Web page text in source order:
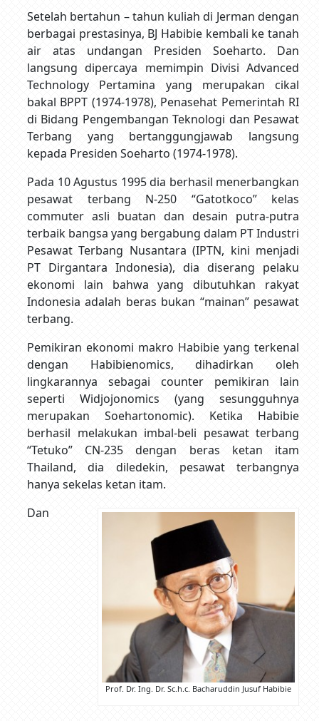
Setelah bertahun – tahun kuliah di Jerman dengan
berbagai prestasinya, BJ Habibie kembali ke tanah
air atas undangan Presiden Soeharto. Dan
langsung dipercaya memimpin Divisi Advanced
Technology Pertamina yang merupakan cikal
bakal BPPT (1974-1978), Penasehat Pemerintah RI
di Bidang Pengembangan Teknologi dan Pesawat
Terbang yang bertanggungjawab langsung
kepada Presiden Soeharto (1974-1978).
Pada 10 Agustus 1995 dia berhasil menerbangkan
pesawat terbang N-250 “Gatotkoco” kelas
commuter asli buatan dan desain putra-putra
terbaik bangsa yang bergabung dalam PT Industri
Pesawat Terbang Nusantara (IPTN, kini menjadi
PT Dirgantara Indonesia), dia diserang pelaku
ekonomi lain bahwa yang dibutuhkan rakyat
Indonesia adalah beras bukan “mainan” pesawat
terbang.
Pemikiran ekonomi makro Habibie yang terkenal
dengan Habibienomics, dihadirkan oleh
lingkarannya sebagai counter pemikiran lain
seperti Widjojonomics (yang sesungguhnya
merupakan Soehartonomic). Ketika Habibie
berhasil melakukan imbal-beli pesawat terbang
“Tetuko” CN-235 dengan beras ketan itam
Thailand, dia diledekin, pesawat terbangnya
hanya sekelas ketan itam.
Prof. Dr. Ing. Dr. Sc.h.c. Bacharuddin Jusuf Habibie
Dan